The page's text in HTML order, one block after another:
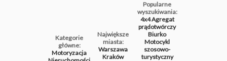
Kategorie
główne:
Motoryzacja
Największe
miasta:
Warszawa
Kraków
Popularne
wyszukiwania:
4x4Agregat
prądotwórczy
Biurko
Motocykl
szosowo-
turystyczny